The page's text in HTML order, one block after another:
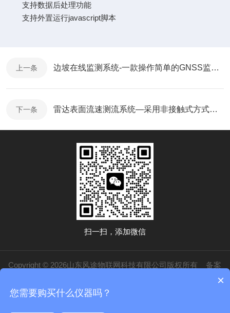
支持数据后处理功能
支持外置运行javascript脚本
上一条 边坡在线监测系统-一款操作简单的GNSS监测系统@2025已更新
下一条 雷达表面流速测流系统—采用非接触式方式测流的灌区流量监测系统@每日资讯
扫一扫，添加微信
Copyright © 2026山东风途物联网科技有限公司版权所有 备案
技术支持：化工仪器网
×
您需要购买什么仪器吗？